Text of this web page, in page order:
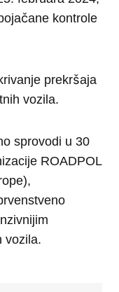
kontrole
prekršaja
vozila.
sprovodi u 30
ROADPOL
vozila.